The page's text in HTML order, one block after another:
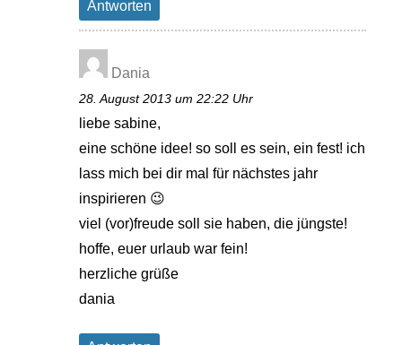
Antworten
Dania
28. August 2013 um 22:22 Uhr
liebe sabine,
eine schöne idee! so soll es sein, ein fest! ich
lass mich bei dir mal für nächstes jahr
inspirieren 😉
viel (vor)freude soll sie haben, die jüngste!
hoffe, euer urlaub war fein!
herzliche grüße
dania